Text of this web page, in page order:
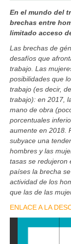
En el mundo del
brechas entre
limitado acceso
Las brechas de
desafíos que
trabajo. Las
posibilidades que
trabajo (es decir,
trabajo): en 2017,
mano de obra
porcentuales
aumente en 2018.
subyace una
hombres y las
tasas se redujeron
países la brecha
actividad de los
que las de las
ENLACE A LA